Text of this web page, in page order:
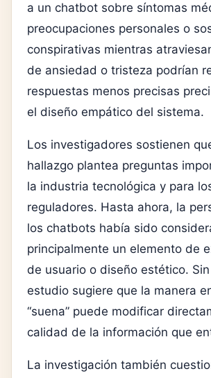
a un chatbot sobre síntomas
preocupaciones personales o
conspirativas mientras
de ansiedad o tristeza podrían
respuestas menos precisas
el diseño empático del sistema.
Los investigadores sostienen
hallazgo plantea preguntas
la industria tecnológica y para
reguladores. Hasta ahora, la
los chatbots había sido
principalmente un elemento de
de usuario o diseño estético.
estudio sugiere que la manera
“suena” puede modificar
calidad de la información que
La investigación también